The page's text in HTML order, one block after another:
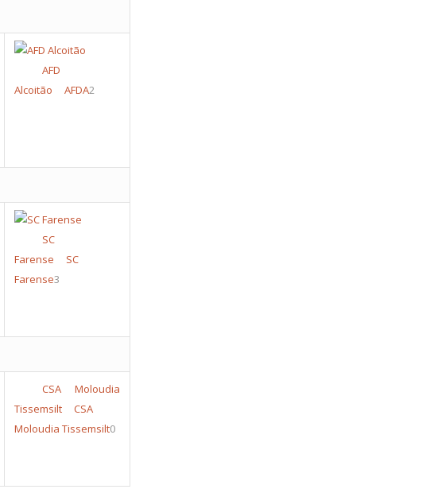
AFD
Alcoitão
AFDA2
SC
Farense
SC
Farense3
CSA Moloudia
Tissemsilt
CSA
Moloudia Tissemsilt0